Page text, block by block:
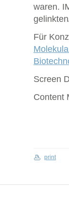
waren.
Für
Screen
Content
print